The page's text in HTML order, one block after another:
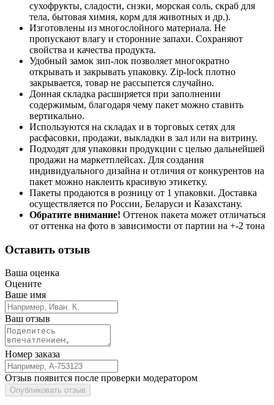
сухофрукты, сладости, снэки, морская соль, скраб для
тела, бытовая химия, корм для животных и др.).
Изготовлены из многослойного материала. Не
пропускают влагу и сторонние запахи. Сохраняют
свойства и качества продукта.
Удобный замок зип-лок позволяет многократно
открывать и закрывать упаковку. Zip-lock плотно
закрывается, товар не рассыпется случайно.
Донная складка расширяется при заполнении
содержимым, благодаря чему пакет можно ставить
вертикально.
Используются на складах и в торговых сетях для
расфасовки, продажи, выкладки в зал или на витрину.
Подходят для упаковки продукции с целью дальнейшей
продажи на маркетплейсах. Для создания
индивидуального дизайна и отличия от конкурентов на
пакет можно наклеить красивую этикетку.
Пакеты продаются в розницу от 1 упаковки. Доставка
осуществляется по России, Беларуси и Казахстану.
Обратите внимание! Оттенок пакета может отличаться
от оттенка на фото в зависимости от партии на +-2 тона
Оставить отзыв
Ваша оценка
Оцените
Ваше имя
Ваш отзыв
Номер заказа
Отзыв появится после проверки модератором
Опубликовать отзыв